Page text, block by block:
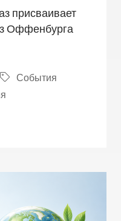
присваивает
Оффенбурга
События